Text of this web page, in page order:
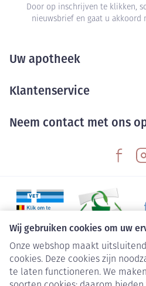
Wij gebruiken cookies om uw
Onze webshop maakt
cookies. Deze cookies zijn
te laten functioneren. We
Door op inschrijven te klikken,
nieuwsbrief en gaat u akkoord
Uw apotheek
Klantenservice
Neem contact met ons
Juridische links